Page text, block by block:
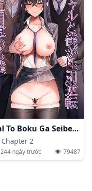
Gal To Boku Ga Seibetsu Gyakuten Mesu Ni Mezameru Boku
Chapter 2
244 ngày trước 👁️ 79487